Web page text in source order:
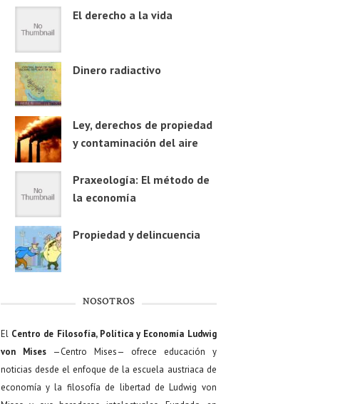
El derecho a la vida
Dinero radiactivo
Ley, derechos de propiedad
y contaminación del aire
Praxeología: El método de
la economía
Propiedad y delincuencia
NOSOTROS
El Centro de Filosofía, Política y Economía Ludwig
von Mises—Centro Mises— ofrece educación y
noticias desde el enfoque de la escuela austriaca de
economía y la filosofía de libertad de Ludwig von